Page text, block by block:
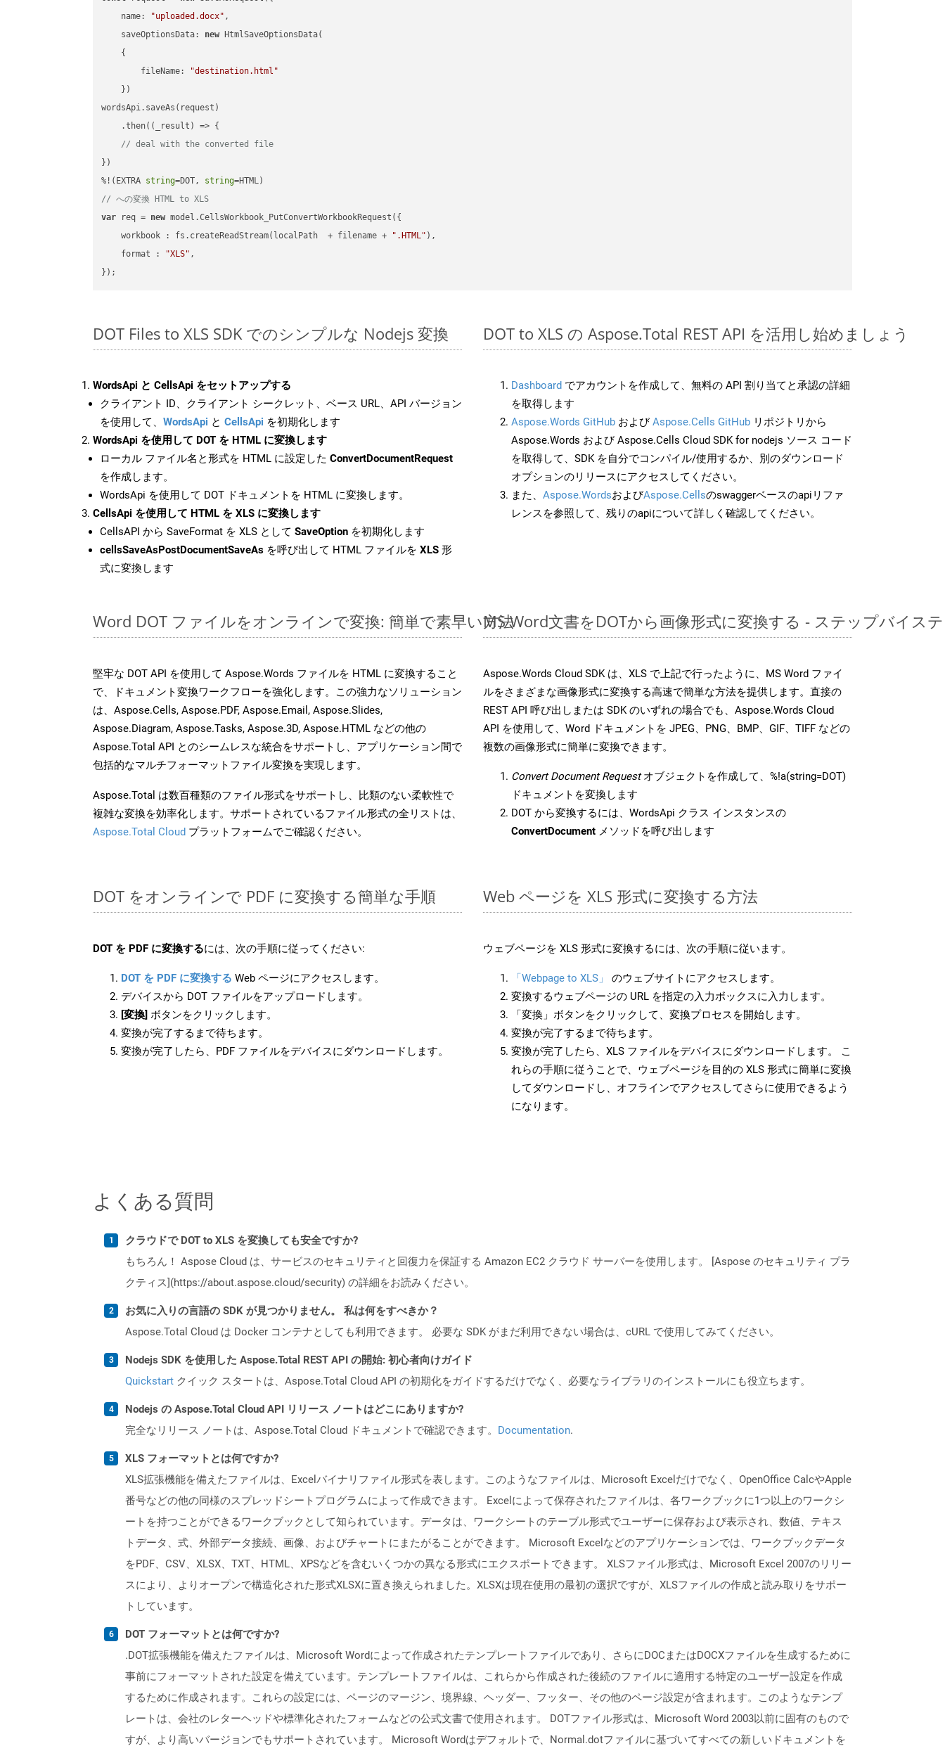
name: "uploaded.docx" ,
saveOptionsData: new HtmlSaveOptionsData(
    {
fileName:
"destination.html"
    })
wordsApi.saveAs(request)
    .then(
( _result ) => {
// deal with the converted file
})
%!(EXTRA string=DOT, string
// への変換 HTML to XLS
var req = new model.CellsWorkbook_PutConvertWorkbookRequest({
workbook : fs.createReadStream(localPath  + filename + ".HTML" ),
format : "XLS" ,
DOT Files to XLS SDK でのシンプルな Nodejs 変換
WordsApi と CellsApi をセットアップする
クライアント ID、クライアント シークレット、ベース URL、API バージョン
を使用して、 WordsApi と CellsApi を初期化します
WordsApi を使用して DOT を HTML に変換します
ローカル ファイル名と形式を HTML に設定した ConvertDocumentRequest
を作成します。
WordsApi を使用して DOT ドキュメントを HTML に変換します。
CellsApi を使用して HTML を XLS に変換します
CellsAPI から SaveFormat を XLS として SaveOption を初期化します
cellsSaveAsPostDocumentSaveAs を呼び出して HTML ファイルを XLS 形
式に変換します
DOT to XLS の Aspose.Total REST API を活用し始めましょう
Dashboard でアカウントを作成して、無料の API 割り当てと承認の詳細
を取得します
Aspose.Words GitHub およびAspose.Cells GitHub リポジトリから
Aspose.Words および Aspose.Cells Cloud SDK for nodejs ソース コード
を取得して、SDK を自分でコンパイル/使用するか、別のダウンロード
オプションのリリースにアクセスしてください。
また、 Aspose.WordsおよびAspose.Cellsのswaggerベースのapiリファ
レンスを参照して、残りのapiについて詳しく確認してください。
Word DOT ファイルをオンラインで変換: 簡単で素早い方法
堅牢な DOT API を使用して Aspose.Words ファイルを HTML に変換すること
で、ドキュメント変換ワークフローを強化します。この強力なソリューション
は、Aspose.Cells, Aspose.PDF, Aspose.Email, Aspose.Slides,
Aspose.Diagram, Aspose.Tasks, Aspose.3D, Aspose.HTML などの他の
Aspose.Total API とのシームレスな統合をサポートし、アプリケーション間で
包括的なマルチフォーマットファイル変換を実現します。
Aspose.Total は数百種類のファイル形式をサポートし、比類のない柔軟性で
複雑な変換を効率化します。サポートされているファイル形式の全リストは、
Aspose.Total Cloud プラットフォームでご確認ください。
MS Word文書をDOTから画像形式に変換する - ステップバイス
Aspose.Words Cloud SDK は、XLS で上記で行ったように、MS Word ファイ
ルをさまざまな画像形式に変換する高速で簡単な方法を提供します。直接の
REST API 呼び出しまたは SDK のいずれの場合でも、Aspose.Words Cloud
API を使用して、Word ドキュメントを JPEG、PNG、BMP、GIF、TIFF などの
複数の画像形式に簡単に変換できます。
Convert Document Requestオブジェクトを作成して、%!a(string=DOT)
ドキュメントを変換します
DOT から変換するには、WordsApi クラス インスタンスの
ConvertDocument メソッドを呼び出します
DOT をオンラインで PDF に変換する簡単な手順
DOT を PDF に変換するには、次の手順に従ってください:
DOT を PDF に変換する Web ページにアクセスします。
デバイスから DOT ファイルをアップロードします。
[変換] ボタンをクリックします。
変換が完了するまで待ちます。
変換が完了したら、PDF ファイルをデバイスにダウンロードします。
Web ページを XLS 形式に変換する方法
ウェブページを XLS 形式に変換するには、次の手順に従います。
「Webpage to XLS」
のウェブサイトにアクセスします。
変換するウェブページの URL を指定の入力ボックスに入力します。
「変換」ボタンをクリックして、変換プロセスを開始します。
変換が完了するまで待ちます。
変換が完了したら、XLS ファイルをデバイスにダウンロードします。 こ
れらの手順に従うことで、ウェブページを目的の XLS 形式に簡単に変換
してダウンロードし、オフラインでアクセスしてさらに使用できるよう
になります。
よくある質問
クラウドで DOT to XLS を変換しても安全ですか?
もちろん！ Aspose Cloud は、サービスのセキュリティと回復力を保証する Amazon EC2 クラウド サーバーを使用します。 [Aspose のセキュリティ プラ
クティス](https://about.aspose.cloud/security) の詳細をお読みください。
お気に入りの言語の SDK が見つかりません。 私は何をすべきか？
Aspose.Total Cloud は Docker コンテナとしても利用できます。 必要な SDK がまだ利用できない場合は、cURL で使用してみてください。
Nodejs SDK を使用した Aspose.Total REST API の開始: 初心者向けガイド
Quickstart クイック スタートは、Aspose.Total Cloud API の初期化をガイドするだけでなく、必要なライブラリのインストールにも役立ちます。
Nodejs の Aspose.Total Cloud API リリース ノートはどこにありますか?
完全なリリース ノートは、Aspose.Total Cloud ドキュメントで確認できます。 Documentation.
XLS フォーマットとは何ですか?
XLS拡張機能を備えたファイルは、Excelバイナリファイル形式を表します。このようなファイルは、Microsoft Excelだけでなく、OpenOffice CalcやApple
番号などの他の同様のスプレッドシートプログラムによって作成できます。 Excelによって保存されたファイルは、各ワークブックに1つ以上のワークシ
ートを持つことができるワークブックとして知られています。データは、ワークシートのテーブル形式でユーザーに保存および表示され、数値、テキス
トデータ、式、外部データ接続、画像、およびチャートにまたがることができます。 Microsoft Excelなどのアプリケーションでは、ワークブックデータ
をPDF、CSV、XLSX、TXT、HTML、XPSなどを含むいくつかの異なる形式にエクスポートできます。 XLSファイル形式は、Microsoft Excel 2007のリリー
スにより、よりオープンで構造化された形式XLSXに置き換えられました。XLSXは現在使用の最初の選択ですが、XLSファイルの作成と読み取りをサポー
トしています。
DOT フォーマットとは何ですか?
.DOT拡張機能を備えたファイルは、Microsoft Wordによって作成されたテンプレートファイルであり、さらにDOCまたはDOCXファイルを生成するために
事前にフォーマットされた設定を備えています。テンプレートファイルは、これらから作成された後続のファイルに適用する特定のユーザー設定を作成
するために作成されます。これらの設定には、ページのマージン、境界線、ヘッダー、フッター、その他のページ設定が含まれます。このようなテンプ
レートは、会社のレターヘッドや標準化されたフォームなどの公式文書で使用されます。 DOTファイル形式は、Microsoft Word 2003以前に固有のもので
すが、より高いバージョンでもサポートされています。 Microsoft Wordはデフォルトで、Normal.dotファイルに基づいてすべての新しいドキュメントを